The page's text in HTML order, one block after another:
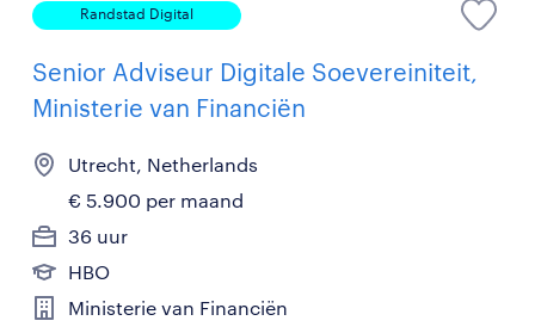
Randstad Digital
Senior Adviseur Digitale Soevereiniteit,
Ministerie van Financiën
Utrecht, Netherlands
€ 5.900 per maand
36 uur
HBO
Ministerie van Financiën